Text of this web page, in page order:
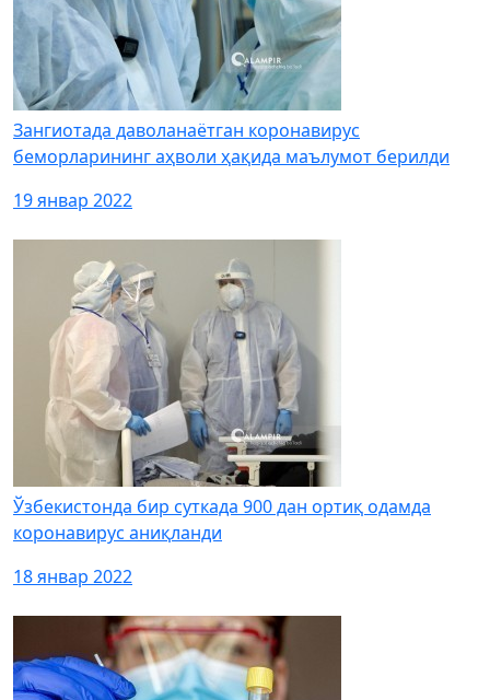
Зангиотада даволанаётган коронавирус
беморларининг аҳволи ҳақида маълумот берилди
19 январ 2022
Ўзбекистонда бир суткада 900 дан ортиқ одамда
коронавирус аниқланди
18 январ 2022